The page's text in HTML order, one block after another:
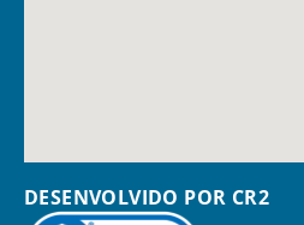
DESENVOLVIDO POR CR2